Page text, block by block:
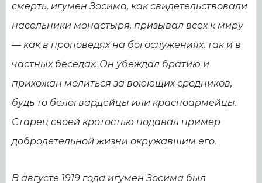
смерть, игумен Зосима, как свидетельствовали
насельники монастыря, призывал всех к миру
— как в проповедях на богослужениях, так и в
частных беседах. Он убеждал братию и
прихожан молиться за воюющих сродников,
будь то белогвардейцы или красноармейцы.
Старец своей кротостью подавал пример
добродетельной жизни окружавшим его.
В августе 1919 года игумен Зосима был